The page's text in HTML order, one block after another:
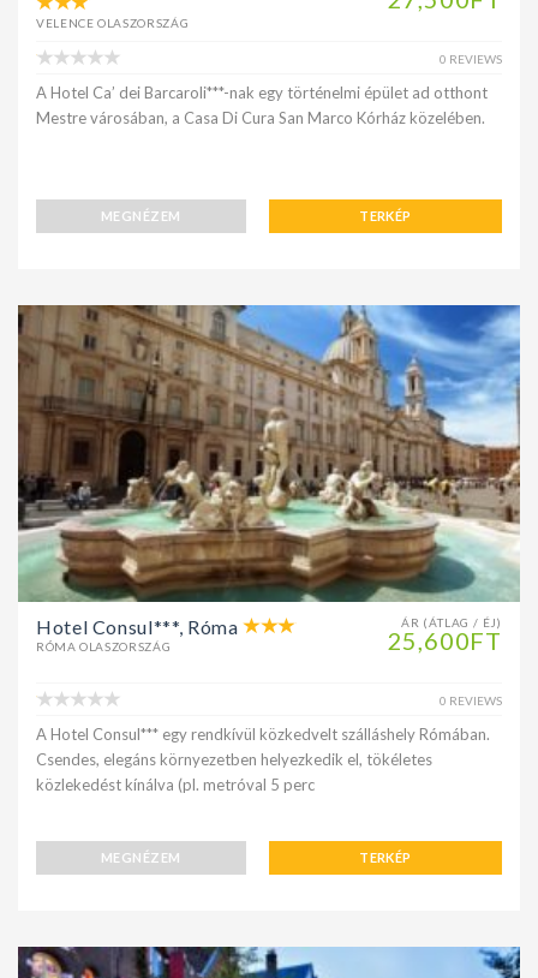
VELENCE OLASZORSZÁG
0 REVIEWS
A Hotel Ca’ dei Barcaroli***-nak egy történelmi épület ad otthont
Mestre városában, a Casa Di Cura San Marco Kórház közelében.
MEGNÉZEM TERKÉP
ÁR (ÁTLAG / ÉJ)
25,600FT
Hotel Consul***, Róma
RÓMA OLASZORSZÁG
0 REVIEWS
A Hotel Consul*** egy rendkívül közkedvelt szálláshely Rómában.
Csendes, elegáns környezetben helyezkedik el, tökéletes
közlekedést kínálva (pl. metróval 5 perc
MEGNÉZEM TERKÉP